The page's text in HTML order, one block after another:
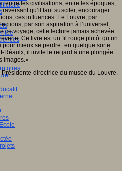
entre les civilisations, entre les époques,
qu’il faut susciter, encourager
ces influences. Le Louvre, par
par son aspiration à l’universel,
ce voyage, cette lecture jamais achevée
Ce livre est un fil rouge plutôt qu’un
mieux se perdre’ en quelque sorte....
Réaulx, il invite le regard à une plongée
images.»
Présidente-directrice du musée du Louvre.